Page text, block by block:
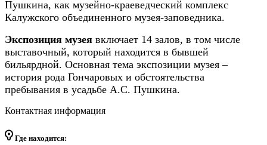
Пушкина, как музейно-краеведческий комплекс
Калужского объединенного музея-заповедника.
Экспозиция музея включает 14 залов, в том числе
выставочный, который находится в бывшей
бильярдной. Основная тема экспозиции музея –
история рода Гончаровых и обстоятельства
пребывания в усадьбе А.С. Пушкина.
Контактная информация
Где находится: